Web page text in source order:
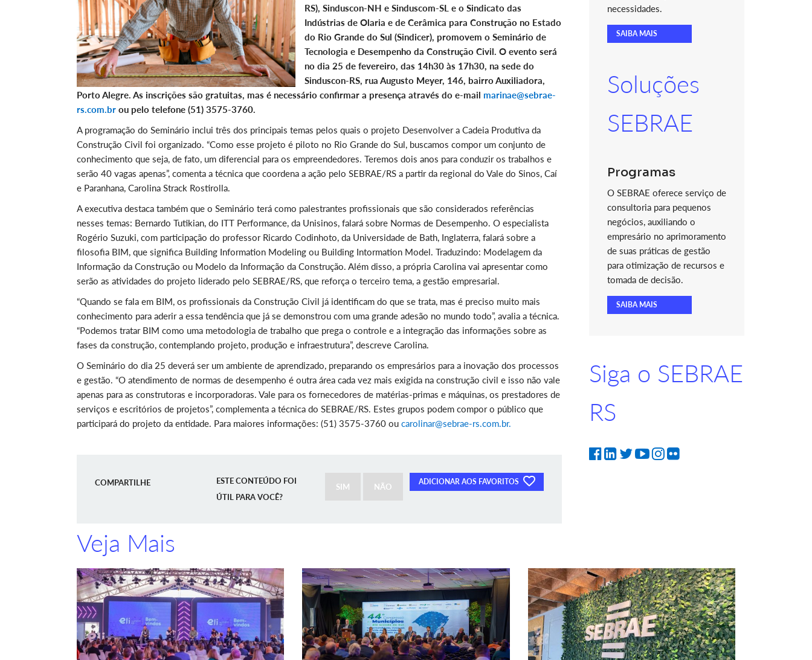
RS), Sinduscon-NH e Sinduscom-SL e o Sindicato das
Indústrias de Olaria e de Cerâmica para Construção no Estado
do Rio Grande do Sul (Sindicer), promovem o Seminário de
Tecnologia e Desempenho da Construção Civil. O evento será
no dia 25 de fevereiro, das 14h30 às 17h30, na sede do
Sinduscon-RS, rua Augusto Meyer, 146, bairro Auxiliadora,
Porto Alegre. As inscrições são gratuitas, mas é necessário confirmar a presença através do e-mail marinae@sebrae-
rs.com.br ou pelo telefone (51) 3575-3760.
A programação do Seminário inclui três dos principais temas pelos quais o projeto Desenvolver a Cadeia Produtiva da
Construção Civil foi organizado. “Como esse projeto é piloto no Rio Grande do Sul, buscamos compor um conjunto de
conhecimento que seja, de fato, um diferencial para os empreendedores. Teremos dois anos para conduzir os trabalhos e
serão 40 vagas apenas”, comenta a técnica que coordena a ação pelo SEBRAE/RS a partir da regional do Vale do Sinos, Caí
e Paranhana, Carolina Strack Rostirolla.
A executiva destaca também que o Seminário terá como palestrantes profissionais que são considerados referências
nesses temas: Bernardo Tutikian, do ITT Performance, da Unisinos, falará sobre Normas de Desempenho. O especialista
Rogério Suzuki, com participação do professor Ricardo Codinhoto, da Universidade de Bath, Inglaterra, falará sobre a
filosofia BIM, que significa Building Information Modeling ou Building Intormation Model. Traduzindo: Modelagem da
Informação da Construção ou Modelo da Informação da Construção. Além disso, a própria Carolina vai apresentar como
serão as atividades do projeto liderado pelo SEBRAE/RS, que reforça o terceiro tema, a gestão empresarial.
“Quando se fala em BIM, os profissionais da Construção Civil já identificam do que se trata, mas é preciso muito mais
conhecimento para aderir a essa tendência que já se demonstrou com uma grande adesão no mundo todo”, avalia a técnica.
“Podemos tratar BIM como uma metodologia de trabalho que prega o controle e a integração das informações sobre as
fases da construção, contemplando projeto, produção e infraestrutura”, descreve Carolina.
O Seminário do dia 25 deverá ser um ambiente de aprendizado, preparando os empresários para a inovação dos processos
e gestão. “O atendimento de normas de desempenho é outra área cada vez mais exigida na construção civil e isso não vale
apenas para as construtoras e incorporadoras. Vale para os fornecedores de matérias-primas e máquinas, os prestadores de
serviços e escritórios de projetos”, complementa a técnica do SEBRAE/RS. Estes grupos podem compor o público que
participará do projeto da entidade. Para maiores informações: (51) 3575-3760 ou carolinar@sebrae-rs.com.br.
COMPARTILHE ADICIONAR AOS FAVORITOS
ESTE CONTEÚDO FOI
ÚTIL PARA VOCÊ?
SIM NÃO
necessidades.
SAIBA MAIS
Soluções
SEBRAE
Programas
O SEBRAE oferece serviço de
consultoria para pequenos
negócios, auxiliando o
empresário no aprimoramento
de suas práticas de gestão
para otimização de recursos e
tomada de decisão.
SAIBA MAIS
Siga o SEBRAE
RS
Veja Mais